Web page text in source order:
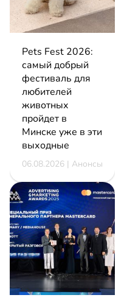
Pets Fest 2026:
самый добрый
фестиваль для
любителей
животных
пройдет в
Минске уже в эти
выходные
06.08.2026 | Анонсы